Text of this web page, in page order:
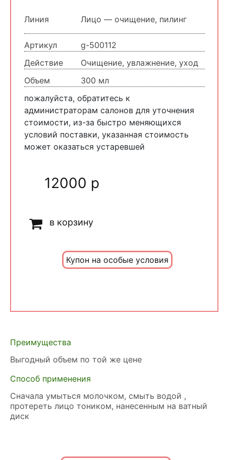
Линия Лицо — очищение, пилинг
Артикул
g-500112
Действие
Очищение, увлажнение, уход
Объем
300 мл
пожалуйста, обратитесь к
администраторам салонов для уточнения
стоимости, из-за быстро меняющихся
условий поставки, указанная стоимость
может оказаться устаревшей
12000 р
в корзину
Купон на особые условия
Преимущества
Выгодный объем по той же цене
Способ применения
Сначала умыться молочком, смыть водой ,
протереть лицо тоником, нанесенным на ватный
диск